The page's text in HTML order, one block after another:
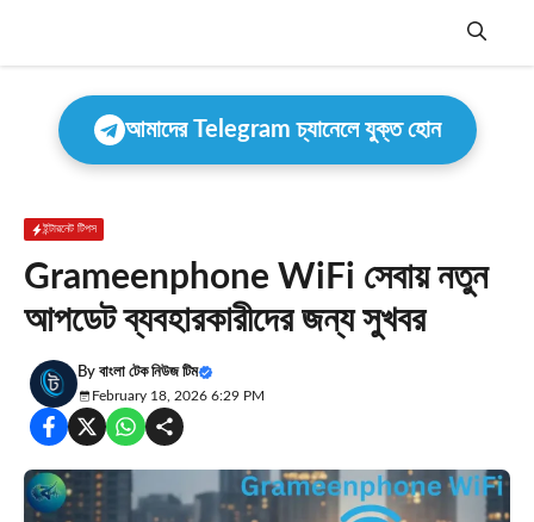
Menu
আমাদের Telegram চ্যানেলে যুক্ত হোন
ইন্টারনেট টিপস
Grameenphone WiFi সেবায় নতুন
আপডেট ব্যবহারকারীদের জন্য সুখবর
By বাংলা টেক নিউজ টিম
February 18, 2026 6:29 PM